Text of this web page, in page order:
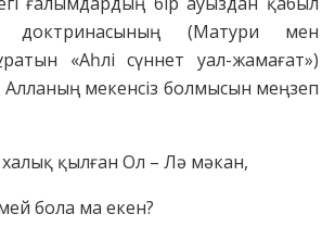
доктринасының (Матури мен
«Аһлі сүннет уал-жамағат»)
Алланың мекенсіз болмысын меңзеп
қылған Ол – Лә мәкан,
бола ма екен?